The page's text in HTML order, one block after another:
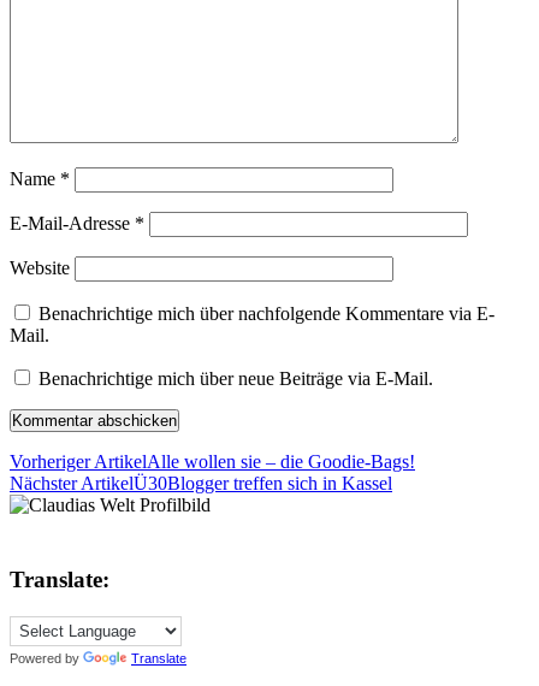
Name *
E-Mail-Adresse *
Website
Benachrichtige mich über nachfolgende Kommentare via E-
Mail.
Benachrichtige mich über neue Beiträge via E-Mail.
Vorheriger ArtikelAlle wollen sie – die Goodie-Bags!
Nächster ArtikelÜ30Blogger treffen sich in Kassel
Translate:
Powered by Translate